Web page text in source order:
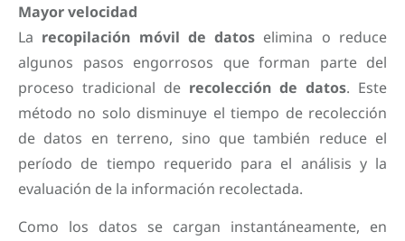
Mayor velocidad
La recopilación móvil de datos elimina o reduce
algunos pasos engorrosos que forman parte del
proceso tradicional de recolección de datos. Este
método no solo disminuye el tiempo de recolección
de datos en terreno, sino que también reduce el
período de tiempo requerido para el análisis y la
evaluación de la información recolectada.
Como los datos se cargan instantáneamente, en